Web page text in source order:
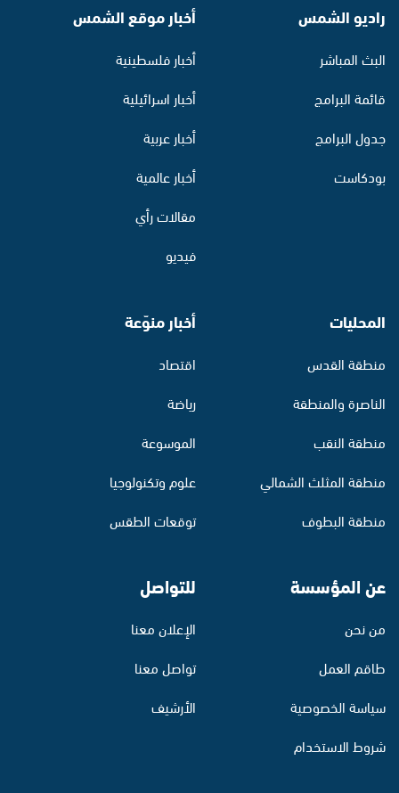
راديو الشمس
البث المباشر
قائمة البرامج
جدول البرامج
بودكاست
أخبار موقع الشمس
أخبار فلسطينية
أخبار اسرائيلية
أخبار عربية
أخبار عالمية
مقالات رأي
فيديو
المحليات
منطقة القدس
الناصرة والمنطقة
منطقة النقب
منطقة المثلث الشمالي
منطقة البطوف
أخبار منوّعة
اقتصاد
رياضة
الموسوعة
علوم وتكنولوجيا
توقعات الطقس
عن المؤسسة
من نحن
طاقم العمل
سياسة الخصوصية
شروط الاستخدام
للتواصل
الإعلان معنا
تواصل معنا
الأرشيف